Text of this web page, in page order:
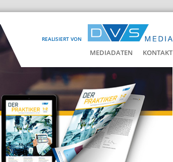
REALISIERT VON
MEDIADATEN KONTAKT